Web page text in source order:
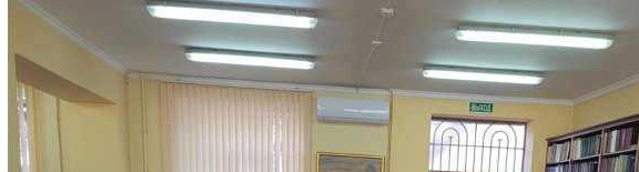
Владикавказ
Распоряжения, постановления Кадровая политика
ОРВ и экспертиза НПА Контактная информация
Оценка деятельности органов
местного самоуправления
Списки граждан, состоящих на
учете в качестве нуждающихся в